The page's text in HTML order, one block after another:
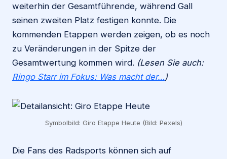
weiterhin der Gesamtführende, während Gall
seinen zweiten Platz festigen konnte. Die
kommenden Etappen werden zeigen, ob es noch
zu Veränderungen in der Spitze der
Gesamtwertung kommen wird. (Lesen Sie auch:
Ringo Starr im Fokus: Was macht der…)
Symbolbild: Giro Etappe Heute (Bild: Pexels)
Die Fans des Radsports können sich auf